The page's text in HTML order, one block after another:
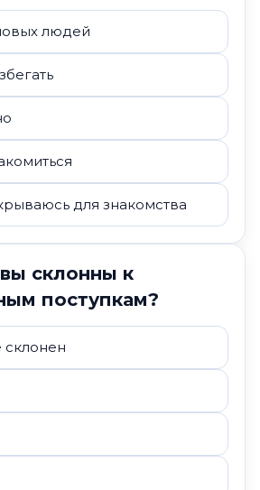
людей
для знакомства
склонны к
поступкам?